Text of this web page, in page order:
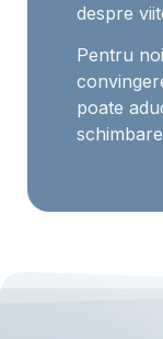
despre
Pentru
poate